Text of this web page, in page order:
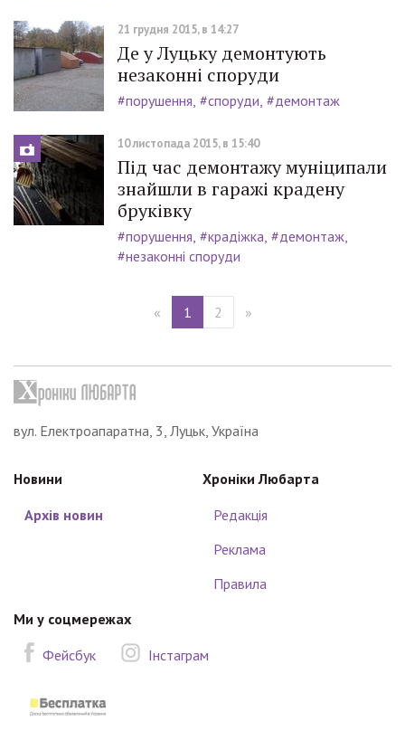
21 грудня 2015, в 14:27
Де у Луцьку демонтують
незаконні споруди
#порушення #споруди #демонтаж
10 листопада 2015, в 15:40
Під час демонтажу муніципали
знайшли в гаражі крадену
бруківку
#порушення #крадіжка #демонтаж
#незаконні споруди
« 1 2 »
вул. Електроапаратна, 3, Луцьк, Україна
Новини
Архів новин
Хроніки Любарта
Редакція
Реклама
Правила
Ми у соцмережах
Фейсбук
Інстаграм